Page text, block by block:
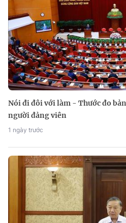
Nói đi đôi với làm - Thước đo
người đảng viên
1 ngày trước